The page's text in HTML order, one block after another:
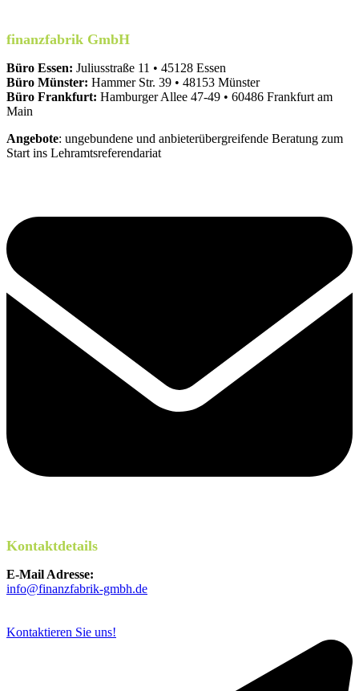
finanzfabrik GmbH
Büro Essen: Juliusstraße 11 • 45128 Essen
Büro Münster: Hammer Str. 39 • 48153 Münster
Büro Frankfurt: Hamburger Allee 47-49 • 60486 Frankfurt am
Main
Angebote: ungebundene und anbieterübergreifende Beratung zum
Start ins Lehramtsreferendariat
Kontaktdetails
E-Mail Adresse:
info@finanzfabrik-gmbh.de
Kontaktieren Sie uns!